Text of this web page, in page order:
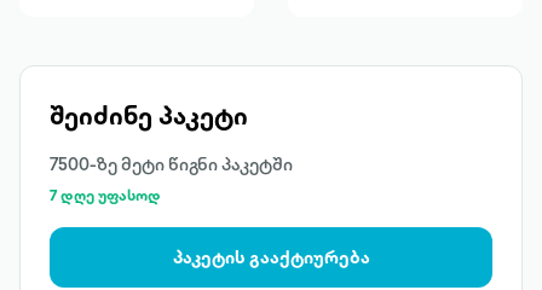
შეიძინე პაკეტი
7500-ზე მეტი წიგნი პაკეტში
7 დღე უფასოდ
პაკეტის გააქტიურება